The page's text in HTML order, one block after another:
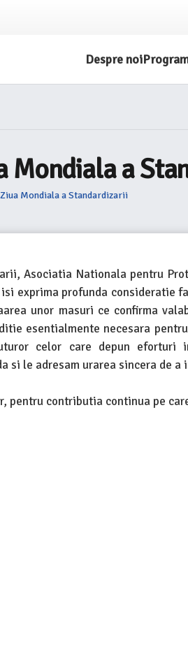
Despre noi
Mondiala a
Mondiala a Standardizarii
Asociatia Nationala pentru
exprima profunda consideratie
unor masuri ce confirma
esentialmente necesara
celor care depun eforturi
si le adresam urarea sincera de
pentru contributia continua pe